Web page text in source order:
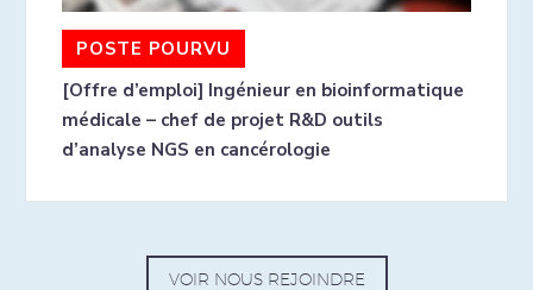
POSTE POURVU
[Offre d’emploi] Ingénieur en bioinformatique
médicale – chef de projet R&D outils
d’analyse NGS en cancérologie
VOIR NOUS REJOINDRE